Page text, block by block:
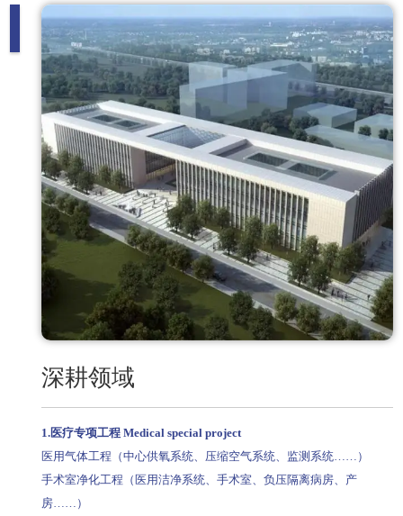
深耕领域
1.医疗专项工程 Medical special project
医用气体工程（中心供氧系统、压缩空气系统、监测系统……）
手术室净化工程（医用洁净系统、手术室、负压隔离病房、产
房……）